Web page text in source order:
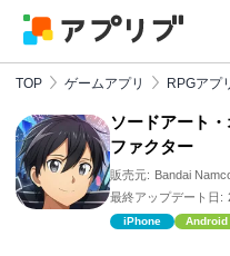
TOP ゲームアプリ RPGアプ
ソードアート
ファクター
販売元: Bandai
最終アップデート日:
iPhone Android